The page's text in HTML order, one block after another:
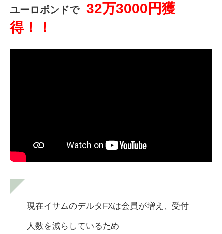
ユーロポンドで
32万3000円獲
得！！
現在イサムのデルタFXは会員が増え、受付
人数を減らしているため